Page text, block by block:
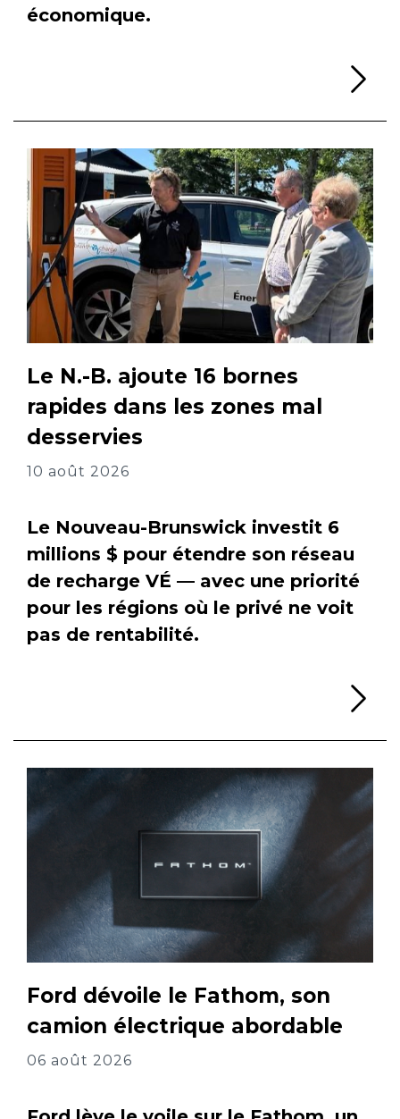
économique.
Le N.-B. ajoute 16 bornes
rapides dans les zones mal
desservies
10 août 2026
Le Nouveau-Brunswick investit 6
millions $ pour étendre son réseau
de recharge VÉ — avec une priorité
pour les régions où le privé ne voit
pas de rentabilité.
Ford dévoile le Fathom, son
camion électrique abordable
06 août 2026